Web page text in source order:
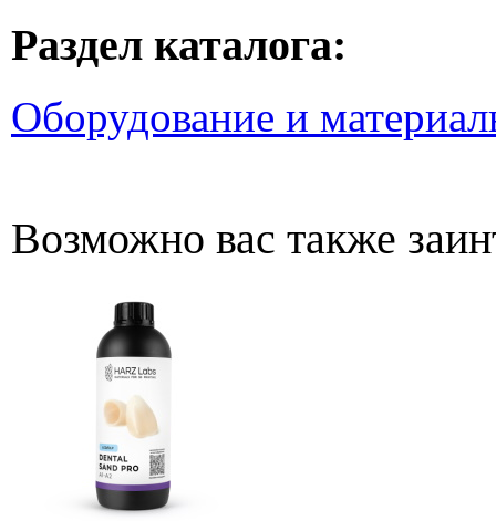
Раздел каталога:
Оборудование и
Возможно вас также